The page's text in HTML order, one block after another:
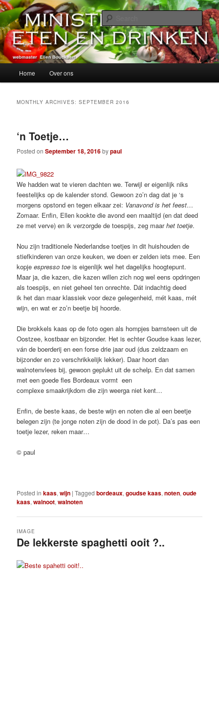
Skip
to
primary
content
Skip
to
secondary
contentMinisterie van Eten en Drinken
alles over eten, drinken en andere genoegens…
Home Over ons
MONTHLY ARCHIVES:SEPTEMBER 2016
‘n Toetje…
Posted onSeptember 18, 2016bypaul
We hadden wat te vieren dachten we. Terwijl er eigenlijk niks
feestelijks op de kalender stond. Gewoon zo’n dag dat je ‘s
morgens opstond en tegen elkaar zei: Vanavond is het feest…
Zomaar. Enfin, Ellen kookte die avond een maaltijd (en dat deed
ze met verve) en ik verzorgde de toespijs, zeg maarhet toetje.
Nou zijn traditionele Nederlandse toetjes in dit huishouden de
stiefkinderen van onze keuken, we doen er zelden iets mee. Een
kopjeespresso toe is eigenlijk wel het dagelijks hoogtepunt.
Maar ja, die kazen, die kazen willen zich nog wel eens opdringen
als toespijs, en niet geheel ten onrechte. Dát indachtig deed
ik het dan maar klassiek voor deze gelegenheid, mét kaas, mét
wijn, en wat er zo’n beetje bij hoorde.
Die brokkels kaas op de foto ogen als hompjes barnsteen uit de
Oostzee, kostbaar en bijzonder. Het is echter Goudse kaas lezer,
ván de boerderij en een forse drie jaar oud (dus zeldzaam en
bijzonder en zo verschrikkelijk lekker). Daar hoort dan
walnotenvlees bij, gewoon geplukt uit de schelp. En dat samen
met een goede fles Bordeaux vormt een
complexe smaakrijkdom die zijn weerga niet kent…
Enfin, de beste kaas, de beste wijn en noten die al een beetje
belegen zijn (te jonge noten zijn de dood in de pot). Da’s pas een
toetje lezer, reken maar…
© paul
Posted in kaas,wijn |Tagged bordeaux,goudse kaas,noten,oude
kaas,walnoot,walnoten
De lekkerste spaghetti ooit ?..
IMAGE